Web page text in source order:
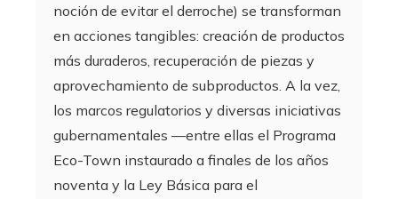
noción de evitar el derroche) se transforman
en acciones tangibles: creación de productos
más duraderos, recuperación de piezas y
aprovechamiento de subproductos. A la vez,
los marcos regulatorios y diversas iniciativas
gubernamentales —entre ellas el Programa
Eco-Town instaurado a finales de los años
noventa y la Ley Básica para el